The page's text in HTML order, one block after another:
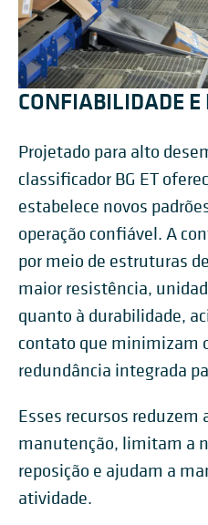
CONFIABILIDADE
Projetado para alto
classificador BG ET
estabelece novos
operação confiável. A
por meio de estruturas
maior resistência,
quanto à durabilidade,
contato que minimizam
redundância integrada
Esses recursos reduzem
manutenção, limitam a
reposição e ajudam a
atividade.